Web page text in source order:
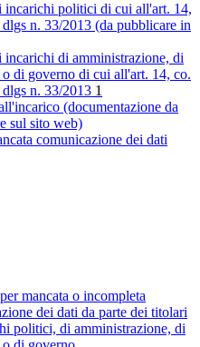
incarichi politici di cui all'art. 14,
n. 33/2013 (da pubblicare in
incarichi di amministrazione, di
di governo di cui all'art. 14, co.
n. 33/2013 1
(documentazione da
sul sito web)
comunicazione dei dati
mancata o incompleta
dei dati da parte dei titolari
politici, di amministrazione, di